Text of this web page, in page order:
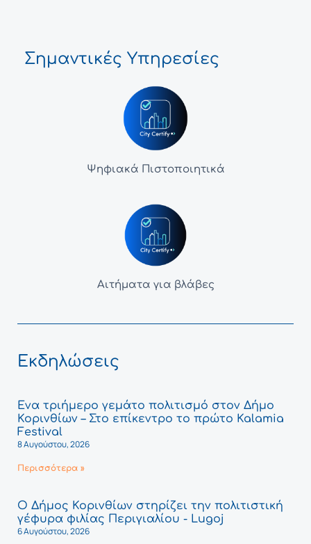
Σημαντικές Υπηρεσίες
Ψηφιακά Πιστοποιητικά
Αιτήματα για βλάβες
Εκδηλώσεις
Ένα τριήμερο γεμάτο πολιτισμό στον Δήμο
Κορινθίων – Στο επίκεντρο το πρώτο Kalamia
Festival
8 Αυγούστου, 2026
Περισσότερα »
Ο Δήμος Κορινθίων στηρίζει την πολιτιστική
γέφυρα φιλίας Περιγιαλίου - Lugoj
6 Αυγούστου, 2026